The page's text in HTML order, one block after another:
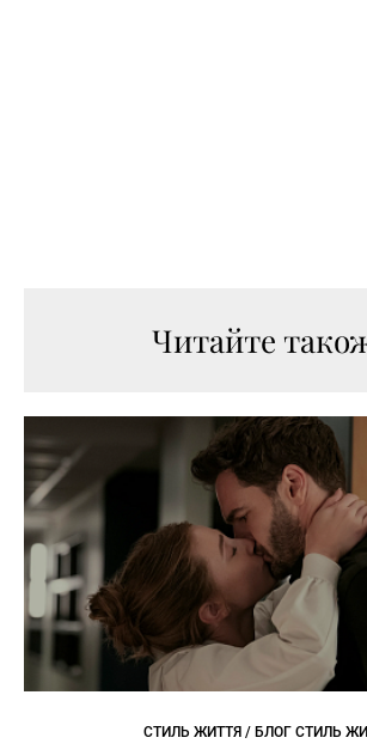
Читайте
СТИЛЬ ЖИТТЯ / БЛОГ СТИЛЬ